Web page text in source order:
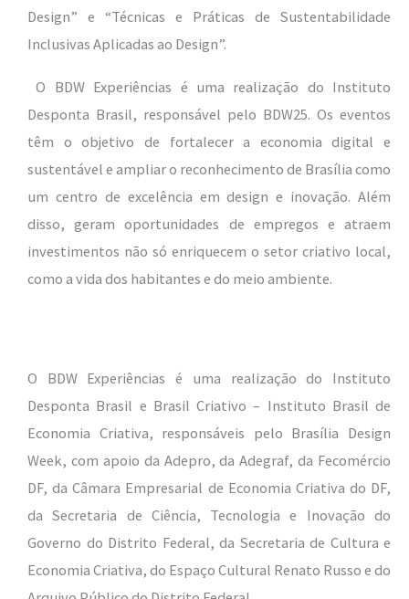
Design” e “Técnicas e Práticas de Sustentabilidade
Inclusivas Aplicadas ao Design”.
O BDW Experiências é uma realização do Instituto
Desponta Brasil, responsável pelo BDW25. Os eventos
têm o objetivo de fortalecer a economia digital e
sustentável e ampliar o reconhecimento de Brasília como
um centro de excelência em design e inovação. Além
disso, geram oportunidades de empregos e atraem
investimentos não só enriquecem o setor criativo local,
como a vida dos habitantes e do meio ambiente.
O BDW Experiências é uma realização do Instituto
Desponta Brasil e Brasil Criativo – Instituto Brasil de
Economia Criativa, responsáveis pelo Brasília Design
Week, com apoio da Adepro, da Adegraf, da Fecomércio
DF, da Câmara Empresarial de Economia Criativa do DF,
da Secretaria de Ciência, Tecnologia e Inovação do
Governo do Distrito Federal, da Secretaria de Cultura e
Economia Criativa, do Espaço Cultural Renato Russo e do